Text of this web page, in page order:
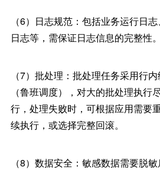
（6）日志规范：包括业务运行日
日志等，需保证日志信息的完整性。
（7）批处理：批处理任务采用行
（鲁班调度），对大的批处理执行
行，处理失败时，可根据应用需要
续执行，或选择完整回滚。
（8）数据安全：敏感数据需要脱